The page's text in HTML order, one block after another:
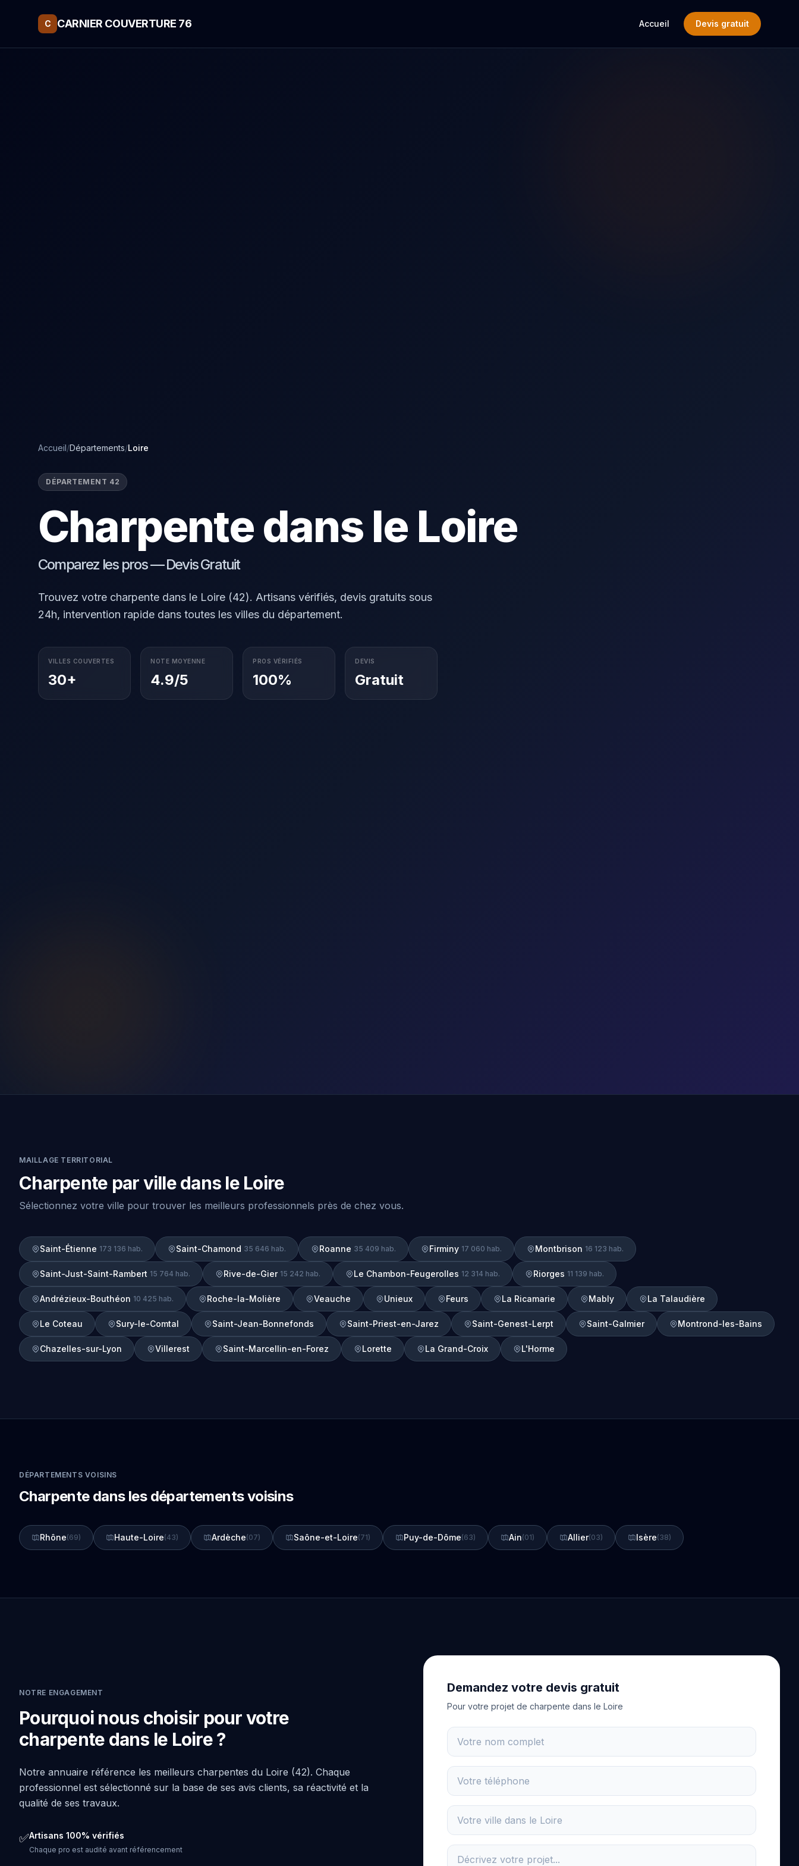
C CARNIER COUVERTURE 76 Accueil Devis gratuit
Accueil/Départements/Loire
DÉPARTEMENT 42
Charpente dans le Loire
Comparez les pros — Devis Gratuit
Trouvez votre charpente dans le Loire (42). Artisans vérifiés, devis gratuits sous
24h, intervention rapide dans toutes les villes du département.
VILLES COUVERTES
30+
NOTE MOYENNE
4.9/5
PROS VÉRIFIÉS
100%
DEVIS
Gratuit
MAILLAGE TERRITORIAL
Charpente par ville dans le Loire
Sélectionnez votre ville pour trouver les meilleurs professionnels près de chez vous.
Saint-Étienne 173 136 hab. Saint-Chamond 35 646 hab. Roanne 35 409 hab. Firminy 17 060 hab. Montbrison 16 123 hab.
Saint-Just-Saint-Rambert 15 764 hab. Rive-de-Gier 15 242 hab. Le Chambon-Feugerolles 12 314 hab. Riorges 11 139 hab.
Andrézieux-Bouthéon 10 425 hab. Roche-la-Molière Veauche Unieux Feurs La Ricamarie Mably La Talaudière
Le Coteau Sury-le-Comtal Saint-Jean-Bonnefonds Saint-Priest-en-Jarez Saint-Genest-Lerpt Saint-Galmier Montrond-les-Bains
Chazelles-sur-Lyon Villerest Saint-Marcellin-en-Forez Lorette La Grand-Croix L'Horme
DÉPARTEMENTS VOISINS
Charpente dans les départements voisins
Rhône(69) Haute-Loire(43) Ardèche(07) Saône-et-Loire(71) Puy-de-Dôme(63) Ain(01) Allier(03) Isère(38)
NOTRE ENGAGEMENT
Pourquoi nous choisir pour votre
charpente dans le Loire ?
Notre annuaire référence les meilleurs charpentes du Loire (42). Chaque
professionnel est sélectionné sur la base de ses avis clients, sa réactivité et la
qualité de ses travaux.
✅Artisans 100% vérifiés
Chaque pro est audité avant référencement
Demandez votre devis gratuit
Pour votre projet de charpente dans le Loire